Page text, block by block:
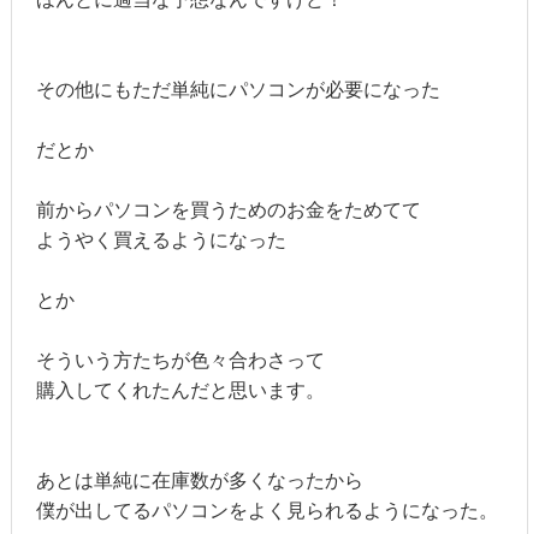
その他にもただ単純にパソコンが必要になった
だとか
前からパソコンを買うためのお金をためてて
ようやく買えるようになった
とか
そういう方たちが色々合わさって
購入してくれたんだと思います。
あとは単純に在庫数が多くなったから
僕が出してるパソコンをよく見られるようになった。